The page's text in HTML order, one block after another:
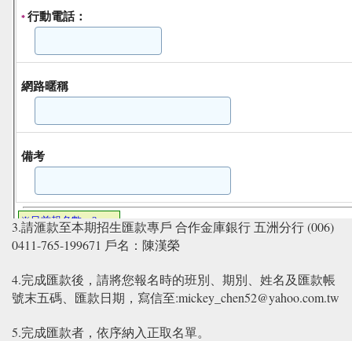
3.請滙款至本期招生匯款專戶 合作金庫銀行 五洲分行 (006)
0411-765-199671 戶名：陳漢榮
4.完成匯款後，請將您報名時的班別、期別、姓名及匯款帳
號末五碼、匯款日期，寫信至:mickey_chen52@yahoo.com.tw
5.完成匯款者，依序納入正取名單。